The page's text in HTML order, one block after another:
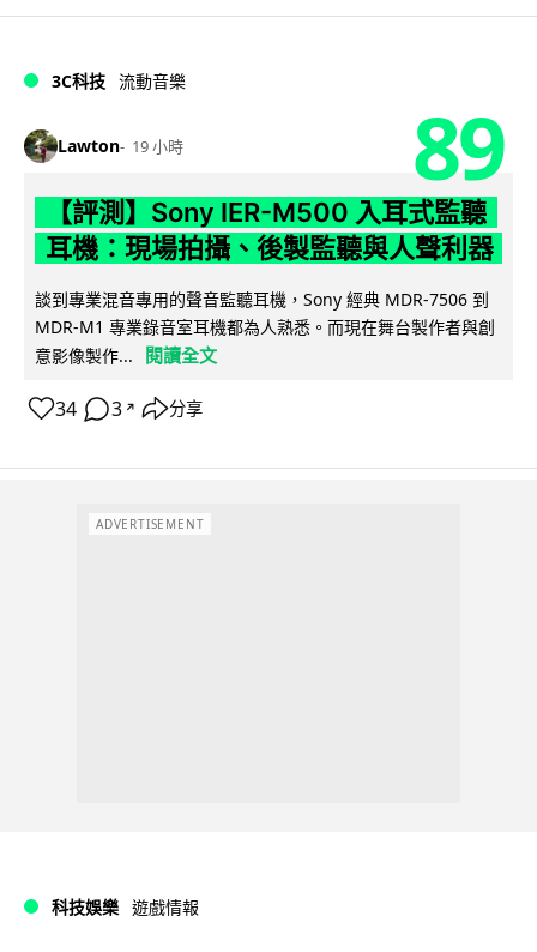
3C科技 流動音樂
Lawton 19 小時 89
【評測】Sony IER-M500 入耳式監聽
耳機：現場拍攝、後製監聽與人聲利器
談到專業混音專用的聲音監聽耳機，Sony 經典 MDR-7506 到
MDR-M1 專業錄音室耳機都為人熟悉。而現在舞台製作者與創
意影像製作...
閱讀全文
34 3 ↗ 分享
ADVERTISEMENT
科技娛樂 遊戲情報